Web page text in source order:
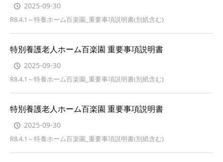
2025-09-30
R8.4.1～特養ホーム百楽園_重要事項説明書(別紙含む)
特別養護老人ホーム百楽園 重要事項説明書
2025-09-30
R8.4.1～特養ホーム百楽園_重要事項説明書(別紙含む)
特別養護老人ホーム百楽園 重要事項説明書
2025-09-30
R8.4.1～特養ホーム百楽園_重要事項説明書(別紙含む)